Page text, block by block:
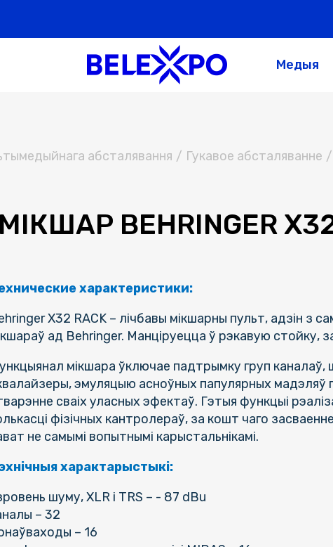
Медыя
абсталявання / Гукавое абсталяванне /
BEHRINGER X32
характеристики:
X32 RACK – лічбавы мікшарны пульт, адзін з
ад Behringer. Манціруецца ў рэкавую стойку,
мікшара ўключае падтрымку груп
эмуляцыю асноўных папулярных мадэляў
сваіх уласных эфектаў. Гэтыя функцыі
фізічных кантролераў, за кошт чаго
не самымі вопытнымі карыстальнікамі.
характарыстыкі:
шуму, XLR і TRS – - 87 dBu
– 32
– 16